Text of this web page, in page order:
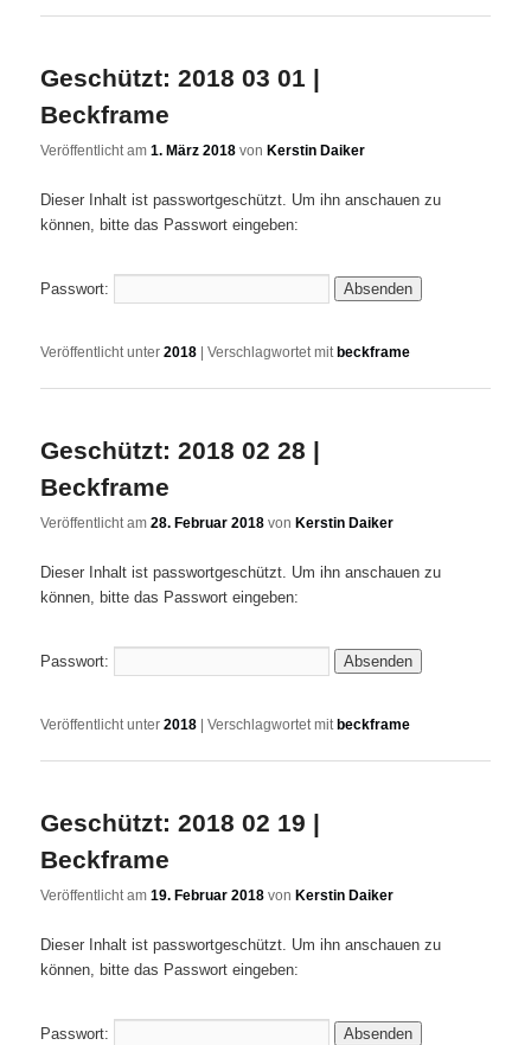
Geschützt: 2018 03 01 |
Beckframe
Veröffentlicht am1. März 2018 von Kerstin Daiker
Dieser Inhalt ist passwortgeschützt. Um ihn anschauen zu
können, bitte das Passwort eingeben:
Passwort:
Veröffentlicht unter 2018 |Verschlagwortet mit beckframe
Geschützt: 2018 02 28 |
Beckframe
Veröffentlicht am28. Februar 2018 von Kerstin Daiker
Dieser Inhalt ist passwortgeschützt. Um ihn anschauen zu
können, bitte das Passwort eingeben:
Passwort:
Veröffentlicht unter 2018 |Verschlagwortet mit beckframe
Geschützt: 2018 02 19 |
Beckframe
Veröffentlicht am19. Februar 2018 von Kerstin Daiker
Dieser Inhalt ist passwortgeschützt. Um ihn anschauen zu
können, bitte das Passwort eingeben:
Passwort: